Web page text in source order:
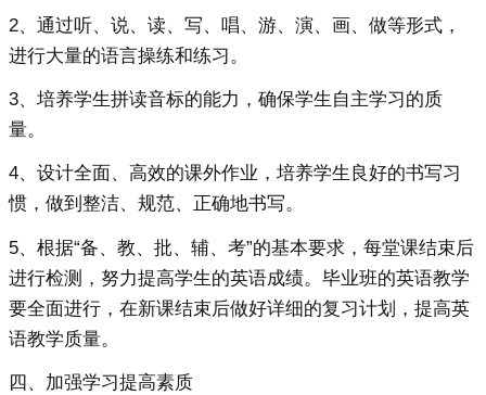
2、通过听、说、读、写、唱、游、演、画、做等形式，
进行大量的语言操练和练习。
3、培养学生拼读音标的能力，确保学生自主学习的质
量。
4、设计全面、高效的课外作业，培养学生良好的书写习
惯，做到整洁、规范、正确地书写。
5、根据“备、教、批、辅、考”的基本要求，每堂课结束后
进行检测，努力提高学生的英语成绩。毕业班的英语教学
要全面进行，在新课结束后做好详细的复习计划，提高英
语教学质量。
四、加强学习提高素质